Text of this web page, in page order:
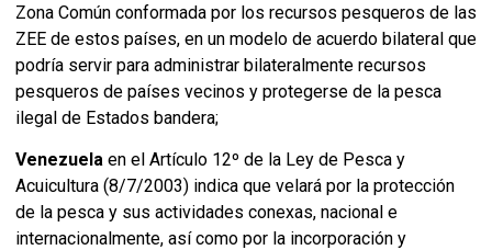
Zona Común conformada por los recursos pesqueros de las
ZEE de estos países, en un modelo de acuerdo bilateral que
podría servir para administrar bilateralmente recursos
pesqueros de países vecinos y protegerse de la pesca
ilegal de Estados bandera;
Venezuela en el Artículo 12º de la Ley de Pesca y
Acuicultura (8/7/2003) indica que velará por la protección
de la pesca y sus actividades conexas, nacional e
internacionalmente, así como por la incorporación y